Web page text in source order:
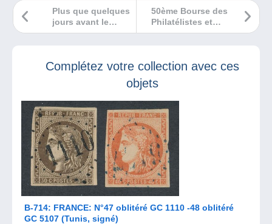
50ème Bourse des
Philatélistes et
Marcophiles de
Plus que quelques
jours avant le
salon
Complétez votre collection avec ces
objets
B-714: FRANCE: N°47 oblitéré GC 1110 -48 oblitéré
GC 5107 (Tunis, signé)